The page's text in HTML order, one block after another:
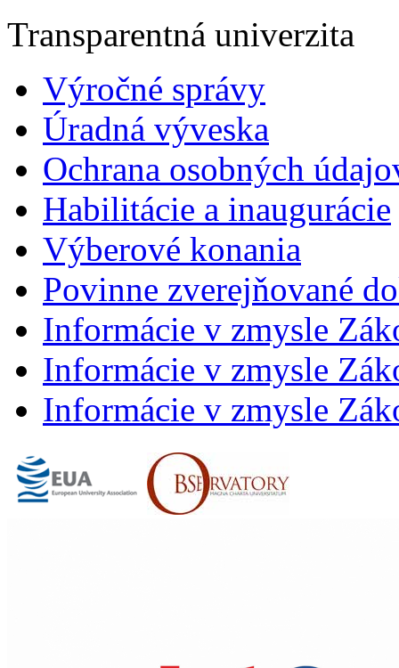
Transparentná univerzita
Výročné správy
Úradná výveska
Ochrana osobných
Habilitácie a inaugurácie
Výberové konania
Povinne zverejňované
Informácie v zmysle
Informácie v zmysle
Informácie v zmysle